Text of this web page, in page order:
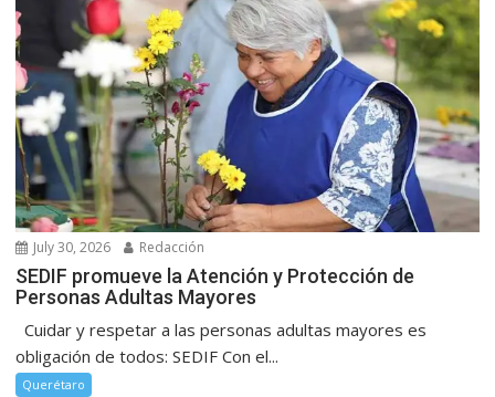
July 30, 2026 Redacción
SEDIF promueve la Atención y Protección de
Personas Adultas Mayores
Cuidar y respetar a las personas adultas mayores es
obligación de todos: SEDIF Con el...
Querétaro